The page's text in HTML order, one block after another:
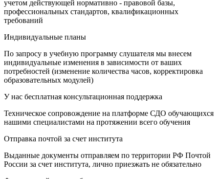
учетом действующей нормативно - правовой базы,
профессиональных стандартов, квалификационных
требований
Индивидуальные планы
По запросу в учебную программу слушателя мы внесем
индивидуальные изменения в зависимости от ваших
потребностей (изменение количества часов, корректировка
образовательных модулей)
У нас бесплатная консультационная поддержка
Техническое сопровождение на платформе СДО обучающихся
нашими специалистами на протяжении всего обучения
Отправка почтой за счет института
Выданные документы отправляем по территории РФ Почтой
России за счет института, лично приезжать не обязательно